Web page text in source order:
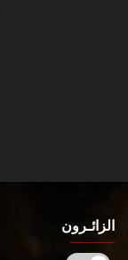
الزائـرون